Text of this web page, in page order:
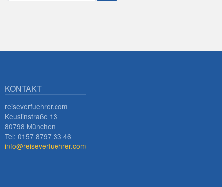
KONTAKT
reiseverfuehrer.com
Keuslinstraße 13
80798 München
Tel: 0157 8797 33 46
info@reiseverfuehrer.com